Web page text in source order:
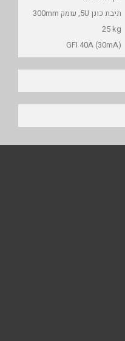
תיבת כונן 5U, עומק 300mm
25 kg
GFI 40A (30mA)